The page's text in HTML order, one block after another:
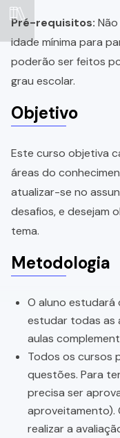
Pré-requisitos:
idade mínima para
poderão ser feitos
grau escolar.
Objetivo
Este curso objetiva
áreas do
atualizar-se no
desafios, e desejam
tema.
Metodologia
O aluno estudará
estudar todas as
aulas
Todos os cursos
questões. Para
precisa ser
aproveitamento).
realizar a